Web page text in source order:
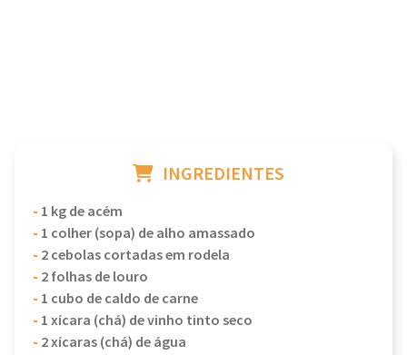
INGREDIENTES
- 1 kg de acém
- 1 colher (sopa) de alho amassado
- 2 cebolas cortadas em rodela
- 2 folhas de louro
- 1 cubo de caldo de carne
- 1 xícara (chá) de vinho tinto seco
- 2 xícaras (chá) de água